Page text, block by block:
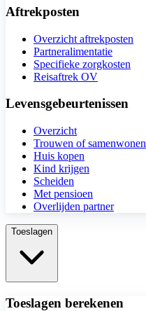
Aftrekposten
Overzicht aftrekposten
Partneralimentatie
Specifieke zorgkosten
Reisaftrek OV
Levensgebeurtenissen
Overzicht
Trouwen of samenwonen
Huis kopen
Kind krijgen
Scheiden
Met pensioen
Overlijden partner
Toeslagen
Toeslagen berekenen